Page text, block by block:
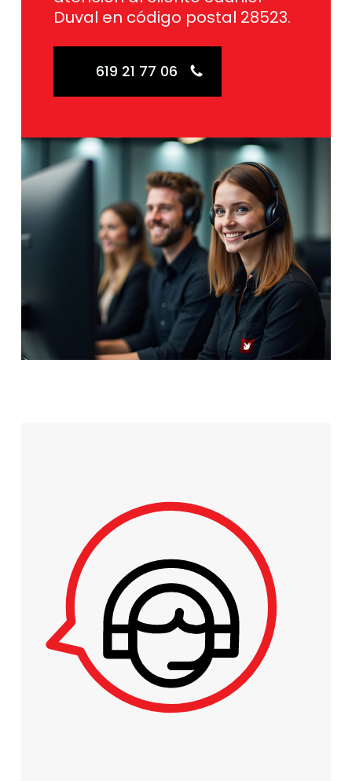
Duval en código postal 28523.
619 21 77 06